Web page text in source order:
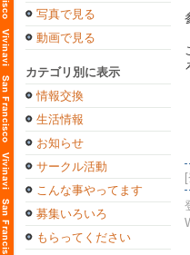
写真で見る
動画で見る
カテゴリ別に表示
情報交換
生活情報
お知らせ
サークル活動
こんな事やってます
募集いろいろ
もらってください